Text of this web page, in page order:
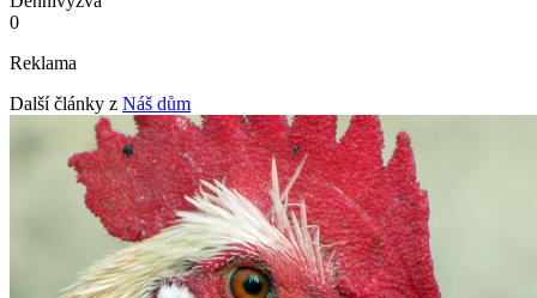
0
Reklama
Další články z Náš dům